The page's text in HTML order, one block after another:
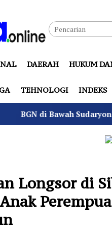
DAERAH HUKUM
TEHNOLOGI INDEKS
Sudaryono Genjot
Longsor di